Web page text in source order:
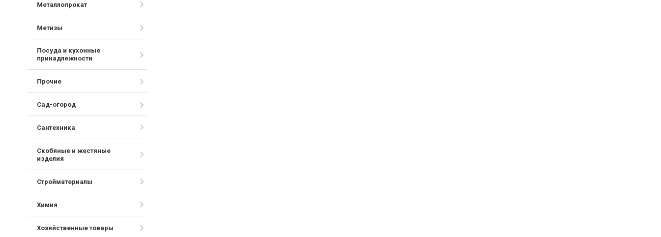
Металлопрокат
Метизы
Посуда и кухонные
принадлежности
Прочие
Сад-огород
Сантехника
Скобяные и жестяные
изделия
Стройматериалы
Химия
Хозяйственные товары